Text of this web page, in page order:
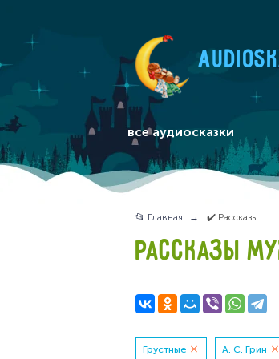
все аудиосказки
📂 Главная ✔️ Рассказы
РАССКАЗЫ
Грустные А. С. Грин